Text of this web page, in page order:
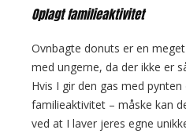
Oplagt familieaktivitet
Ovnbagte donuts er en
med ungerne, da der ikke er
Hvis I gir den gas med
familieaktivitet – måske kan
ved at I laver jeres egne